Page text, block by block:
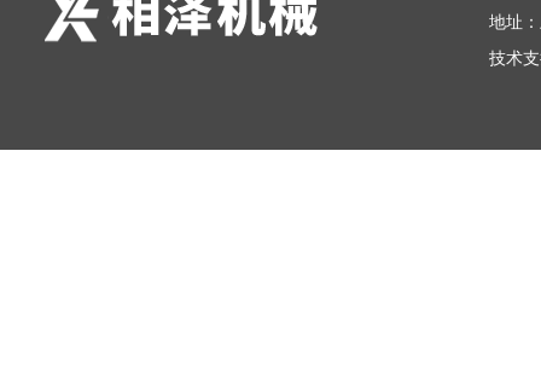
地址
技术